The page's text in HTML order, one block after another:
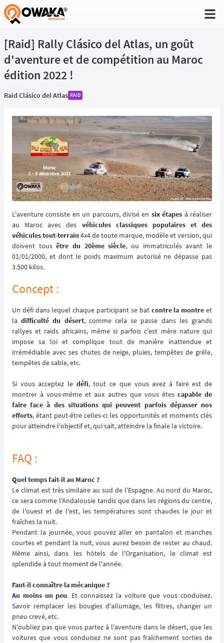
®
[Raid] Rally Clásico del Atlas, un goût
d'aventure et de compétition au Maroc
édition 2022 !
Raid Clásico del Atlas RAID
L'aventure consiste en un parcours, divisé en six étapes à réaliser
au Maroc avec des véhicules classiques populaires et des
véhicules tout-terrain4x4 de toute marque, modèle et version, qui
doivent tousêtre du 20ème siècle, ou immatriculés avant le
01/01/2000, et dont le poids maximum autorisé ne dépasse pas
3.500 kilos.
Concept :
Un défi dans lequel chaque participant se bat contre la montre et
ladifficulté du désert, comme cela se passe dans les grands
rallyes et raids africains, même si parfois c'est mère nature qui
impose sa loi et complique tout de manière inattendue et
irrémédiable avec ses chutes de neige, pluies, tempêtes de grêle,
tempêtes de sable, etc.
Si vous acceptez le défi, tout ce que vous avez à faire est de
montrer à vous-même et aux autres que vous êtes capable de
faire face à des situations qui peuvent parfois dépasser nos
efforts, étant peut-être celles-ci les opportunités et moments clés
pour atteindre l'objectif et, qui sait, atteindre la finale la victoire.
FAQ :
Quel temps fait-il au Maroc ?
Le climat est très similaire au sud de l'Espagne. Au nord du Maroc,
ce sera comme l'Andalousie tandis que dans les régions du centre,
de l'ouest et de l'est, les températures sont chaudes le jour et
fraîches la nuit.
Pendant la journée, vous pouvez aller en pantalon et manches
courtes et pendant la nuit, vous aurez besoin de rester au chaud.
Même ainsi, dans les hôtels de l'Organisation, le climat est
splendide à tout moment de l'année.
Faut-il connaître la mécanique ?
Au moins un peu. Et connaissez la voiture que vous conduisez.
Savoir remplacer les bougies d'allumage, les filtres, changer un
pneu crevé, etc.
N'oubliez pas que vous partez à l'aventure dans le désert, que les
voitures que vous conduisez ne sont pas fraîchement sorties de